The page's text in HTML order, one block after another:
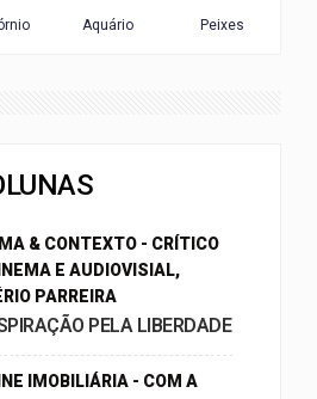
& CONTEXTO - CRÍTICO
E AUDIOVISIAL,
PARREIRA
PELA LIBERDADE
IMOBILIÁRIA - COM A